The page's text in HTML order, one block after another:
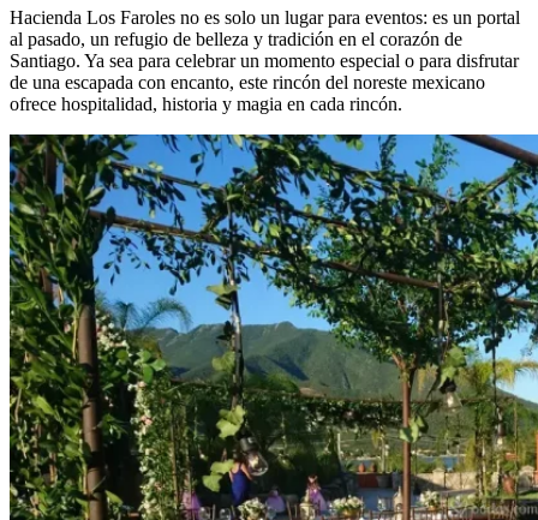
Hacienda Los Faroles no es solo un lugar para eventos: es un portal
al pasado, un refugio de belleza y tradición en el corazón de
Santiago. Ya sea para celebrar un momento especial o para disfrutar
de una escapada con encanto, este rincón del noreste mexicano
ofrece hospitalidad, historia y magia en cada rincón.